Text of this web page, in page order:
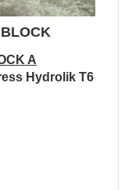
A
Hydrolik T6